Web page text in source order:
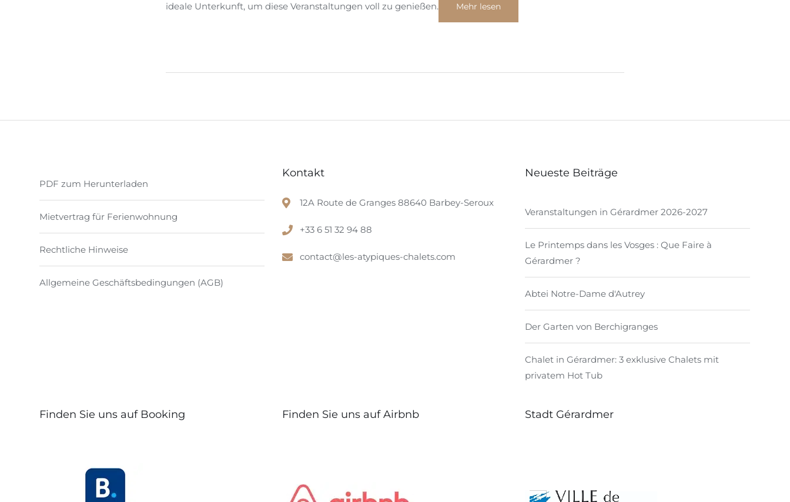
ideale Unterkunft, um diese Veranstaltungen voll zu genießen. Mehr lesen
PDF zum Herunterladen
Mietvertrag für Ferienwohnung
Rechtliche Hinweise
Allgemeine Geschäftsbedingungen (AGB)
Kontakt
12A Route de Granges 88640 Barbey-Seroux
+33 6 51 32 94 88
contact@les-atypiques-chalets.com
Neueste Beiträge
Veranstaltungen in Gérardmer 2026-2027
Le Printemps dans les Vosges : Que Faire à
Gérardmer ?
Abtei Notre-Dame d'Autrey
Der Garten von Berchigranges
Chalet in Gérardmer: 3 exklusive Chalets mit
privatem Hot Tub
Finden Sie uns auf Booking Finden Sie uns auf Airbnb Stadt Gérardmer